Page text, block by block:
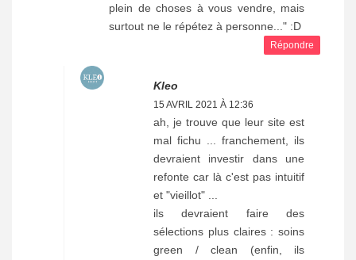
plein de choses à vous vendre, mais
surtout ne le répétez à personne..." :D
Répondre
Kleo
15 AVRIL 2021 À 12:36
ah, je trouve que leur site est
mal fichu ... franchement, ils
devraient investir dans une
refonte car là c'est pas intuitif
et "vieillot" ...
ils devraient faire des
sélections plus claires : soins
green / clean (enfin, ils